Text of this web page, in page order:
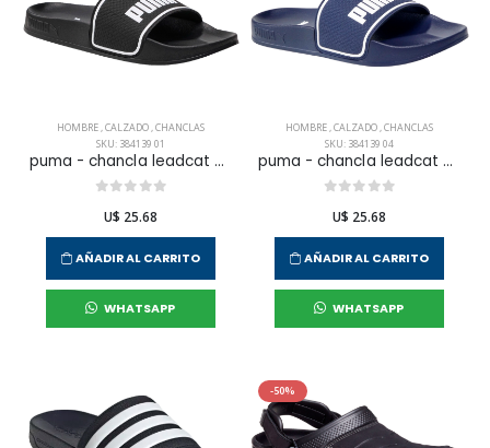
HOMBRE,CALZADO,CHANCLAS
SKU: 384139 01
puma - chancla leadcat 2.0 l12 para hombre
U$ 25.68
AÑADIR AL CARRITO
WHATSAPP
HOMBRE,CALZADO,CHANCLAS
SKU: 384139 04
puma - chancla leadcat 2.0 l12 para hombre
U$ 25.68
AÑADIR AL CARRITO
WHATSAPP
-50%